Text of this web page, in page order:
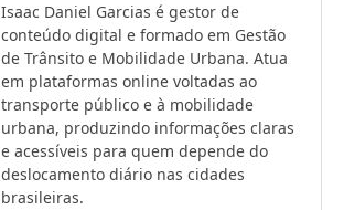
Isaac Daniel Garcias é gestor de
conteúdo digital e formado em Gestão
de Trânsito e Mobilidade Urbana. Atua
em plataformas online voltadas ao
transporte público e à mobilidade
urbana, produzindo informações claras
e acessíveis para quem depende do
deslocamento diário nas cidades
brasileiras.